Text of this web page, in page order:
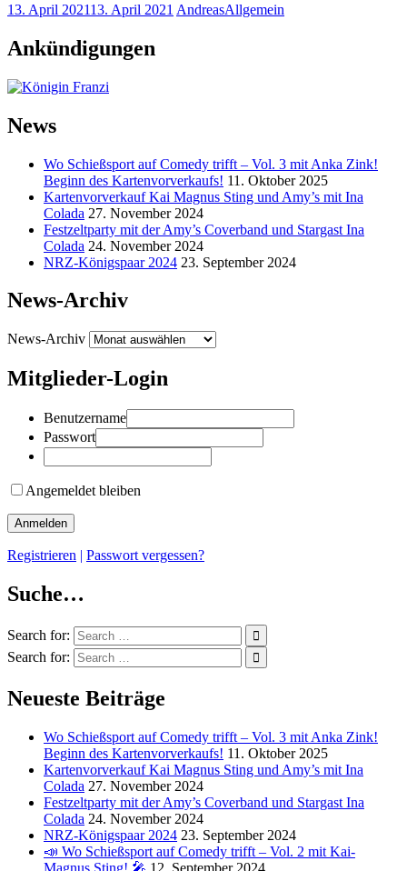
13. April 202113. April 2021 AndreasAllgemein
Ankündigungen
News
Wo Schießsport auf Comedy trifft – Vol. 3 mit Anka Zink!
Beginn des Kartenvorverkaufs! 11. Oktober 2025
Kartenvorverkauf Kai Magnus Sting und Amy’s mit Ina
Colada 27. November 2024
Festzeltparty mit der Amy’s Coverband und Stargast Ina
Colada 24. November 2024
NRZ-Königspaar 2024 23. September 2024
News-Archiv
News-Archiv
Mitglieder-Login
Benutzername
Passwort
Angemeldet bleiben
Registrieren | Passwort vergessen?
Suche…
Search for:
Search for:
Neueste Beiträge
Wo Schießsport auf Comedy trifft – Vol. 3 mit Anka Zink!
Beginn des Kartenvorverkaufs! 11. Oktober 2025
Kartenvorverkauf Kai Magnus Sting und Amy’s mit Ina
Colada 27. November 2024
Festzeltparty mit der Amy’s Coverband und Stargast Ina
Colada 24. November 2024
NRZ-Königspaar 2024 23. September 2024
📣 Wo Schießsport auf Comedy trifft – Vol. 2 mit Kai-
Magnus Sting! 🎤 12. September 2024